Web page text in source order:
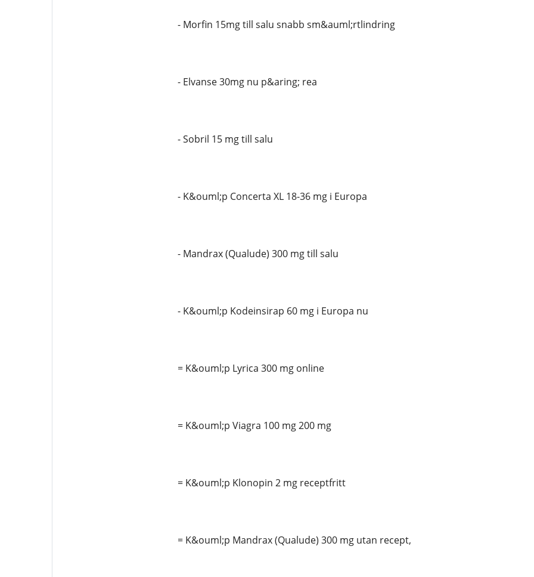
- Morfin 15mg till salu snabb sm&auml;rtlindring
- Elvanse 30mg nu p&aring; rea
- Sobril 15 mg till salu
- K&ouml;p Concerta XL 18-36 mg i Europa
- Mandrax (Qualude) 300 mg till salu
- K&ouml;p Kodeinsirap 60 mg i Europa nu
= K&ouml;p Lyrica 300 mg online
= K&ouml;p Viagra 100 mg 200 mg
= K&ouml;p Klonopin 2 mg receptfritt
= K&ouml;p Mandrax (Qualude) 300 mg utan recept,